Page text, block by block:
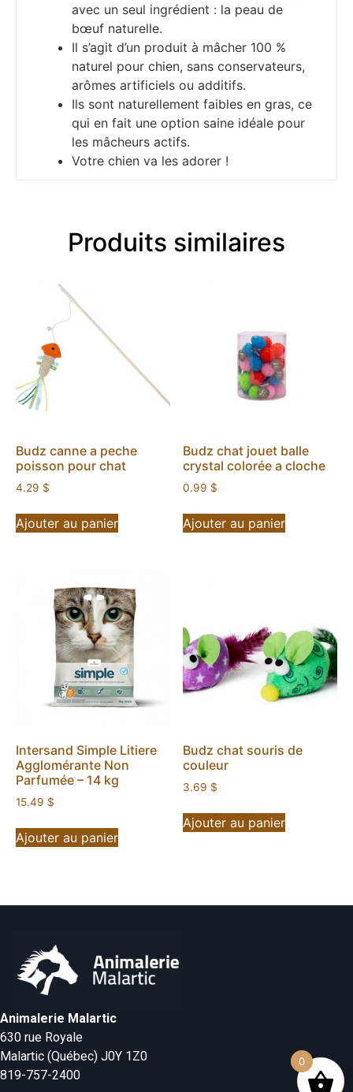
avec un seul ingrédient : la peau de
bœuf naturelle.
Il s’agit d’un produit à mâcher 100 %
naturel pour chien, sans conservateurs,
arômes artificiels ou additifs.
Ils sont naturellement faibles en gras, ce
qui en fait une option saine idéale pour
les mâcheurs actifs.
Votre chien va les adorer !
Produits similaires
Budz canne a peche
poisson pour chat
4.29 $
Ajouter au panier
Budz chat jouet balle
crystal colorée a cloche
0.99 $
Ajouter au panier
Intersand Simple Litiere
Agglomérante Non
Parfumée – 14 kg
15.49 $
Ajouter au panier
Budz chat souris de
couleur
3.69 $
Ajouter au panier
Animalerie Malartic
630 rue Royale
Malartic (Québec) J0Y 1Z0
819-757-2400
0